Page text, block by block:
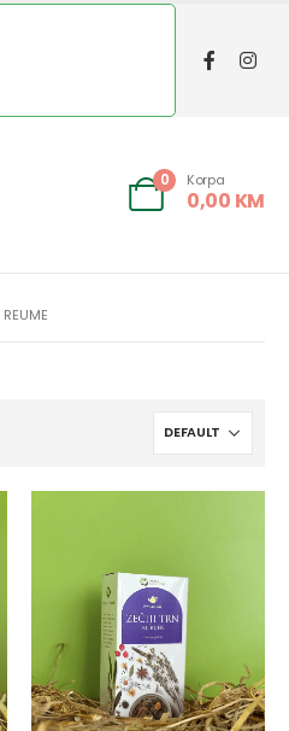
0 Korpa
0,00 KM
REUME